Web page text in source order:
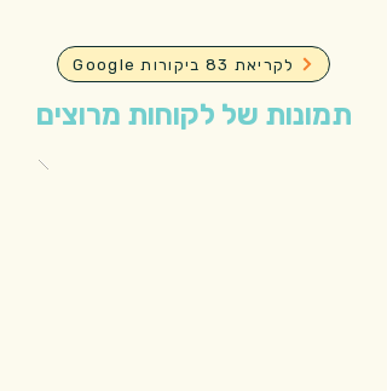
Google לקריאת 83 ביקורות
תמונות של לקוחות מרוצים